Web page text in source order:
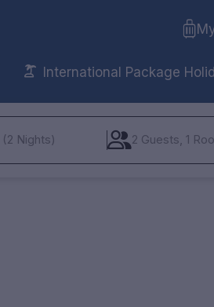
International Package
Nights) 2 Guests, 1